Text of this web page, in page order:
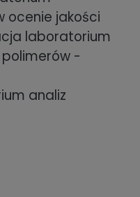
ocenie jakości
laboratorium
polimerów -
analiz